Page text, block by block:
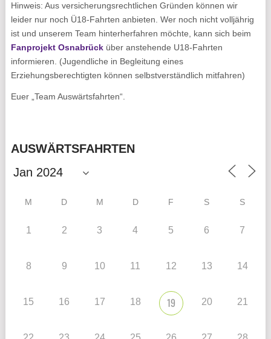
Hinweis: Aus versicherungsrechtlichen Gründen können wir
leider nur noch Ü18-Fahrten anbieten. Wer noch nicht volljährig
ist und unserem Team hinterherfahren möchte, kann sich beim
Fanprojekt Osnabrücküber anstehende U18-Fahrten
informieren. (Jugendliche in Begleitung eines
Erziehungsberechtigten können selbstverständlich mitfahren)
Euer „Team Auswärtsfahrten“.
AUSWÄRTSFAHRTEN
M D M D F S S
1 2 3 4 5 6 7
8 9 10 11 12 13 14
15 16 17 18 19 20 21